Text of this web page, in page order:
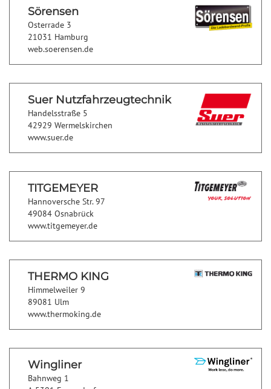
Sörensen
Osterrade 3
21031 Hamburg
web.soerensen.de
Suer Nutz­fahrzeug­technik
Handelsstraße 5
42929 Wermelskirchen
www.suer.de
TITGEMEYER
Hannoversche Str. 97
49084 Osnabrück
www.titgemeyer.de
THERMO KING
Himmelweiler 9
89081 Ulm
www.thermoking.de
Wingliner
Bahnweg 1